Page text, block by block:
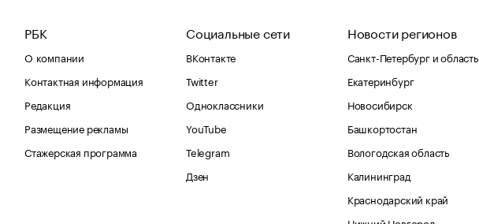
РБК
О компании
Контактная информация
Редакция
Размещение рекламы
Стажерская программа
Социальные сети
ВКонтакте
Twitter
Одноклассники
YouTube
Telegram
Дзен
Новости регионов
Санкт-Петербург и область
Екатеринбург
Новосибирск
Башкортостан
Вологодская область
Калининград
Краснодарский край